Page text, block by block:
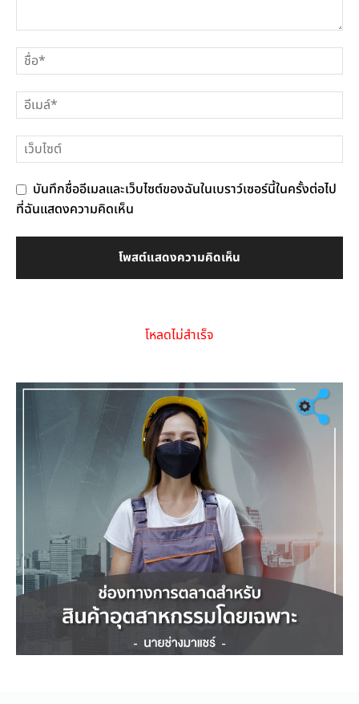
บันทึกชื่ออีเมลและเว็บไซต์ของฉันในเบราว์เซอร์นี้ในครั้งต่อไป
ที่ฉันแสดงความคิดเห็น
โหลดไม่สำเร็จ